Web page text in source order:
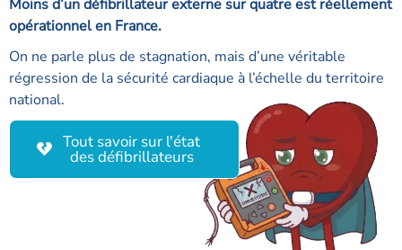
Moins d’un défibrillateur externe sur quatre est réellement
opérationnel en France.
On ne parle plus de stagnation, mais d’une véritable
régression de la sécurité cardiaque à l’échelle du territoire
national.
Tout savoir sur l'état
des défibrillateurs